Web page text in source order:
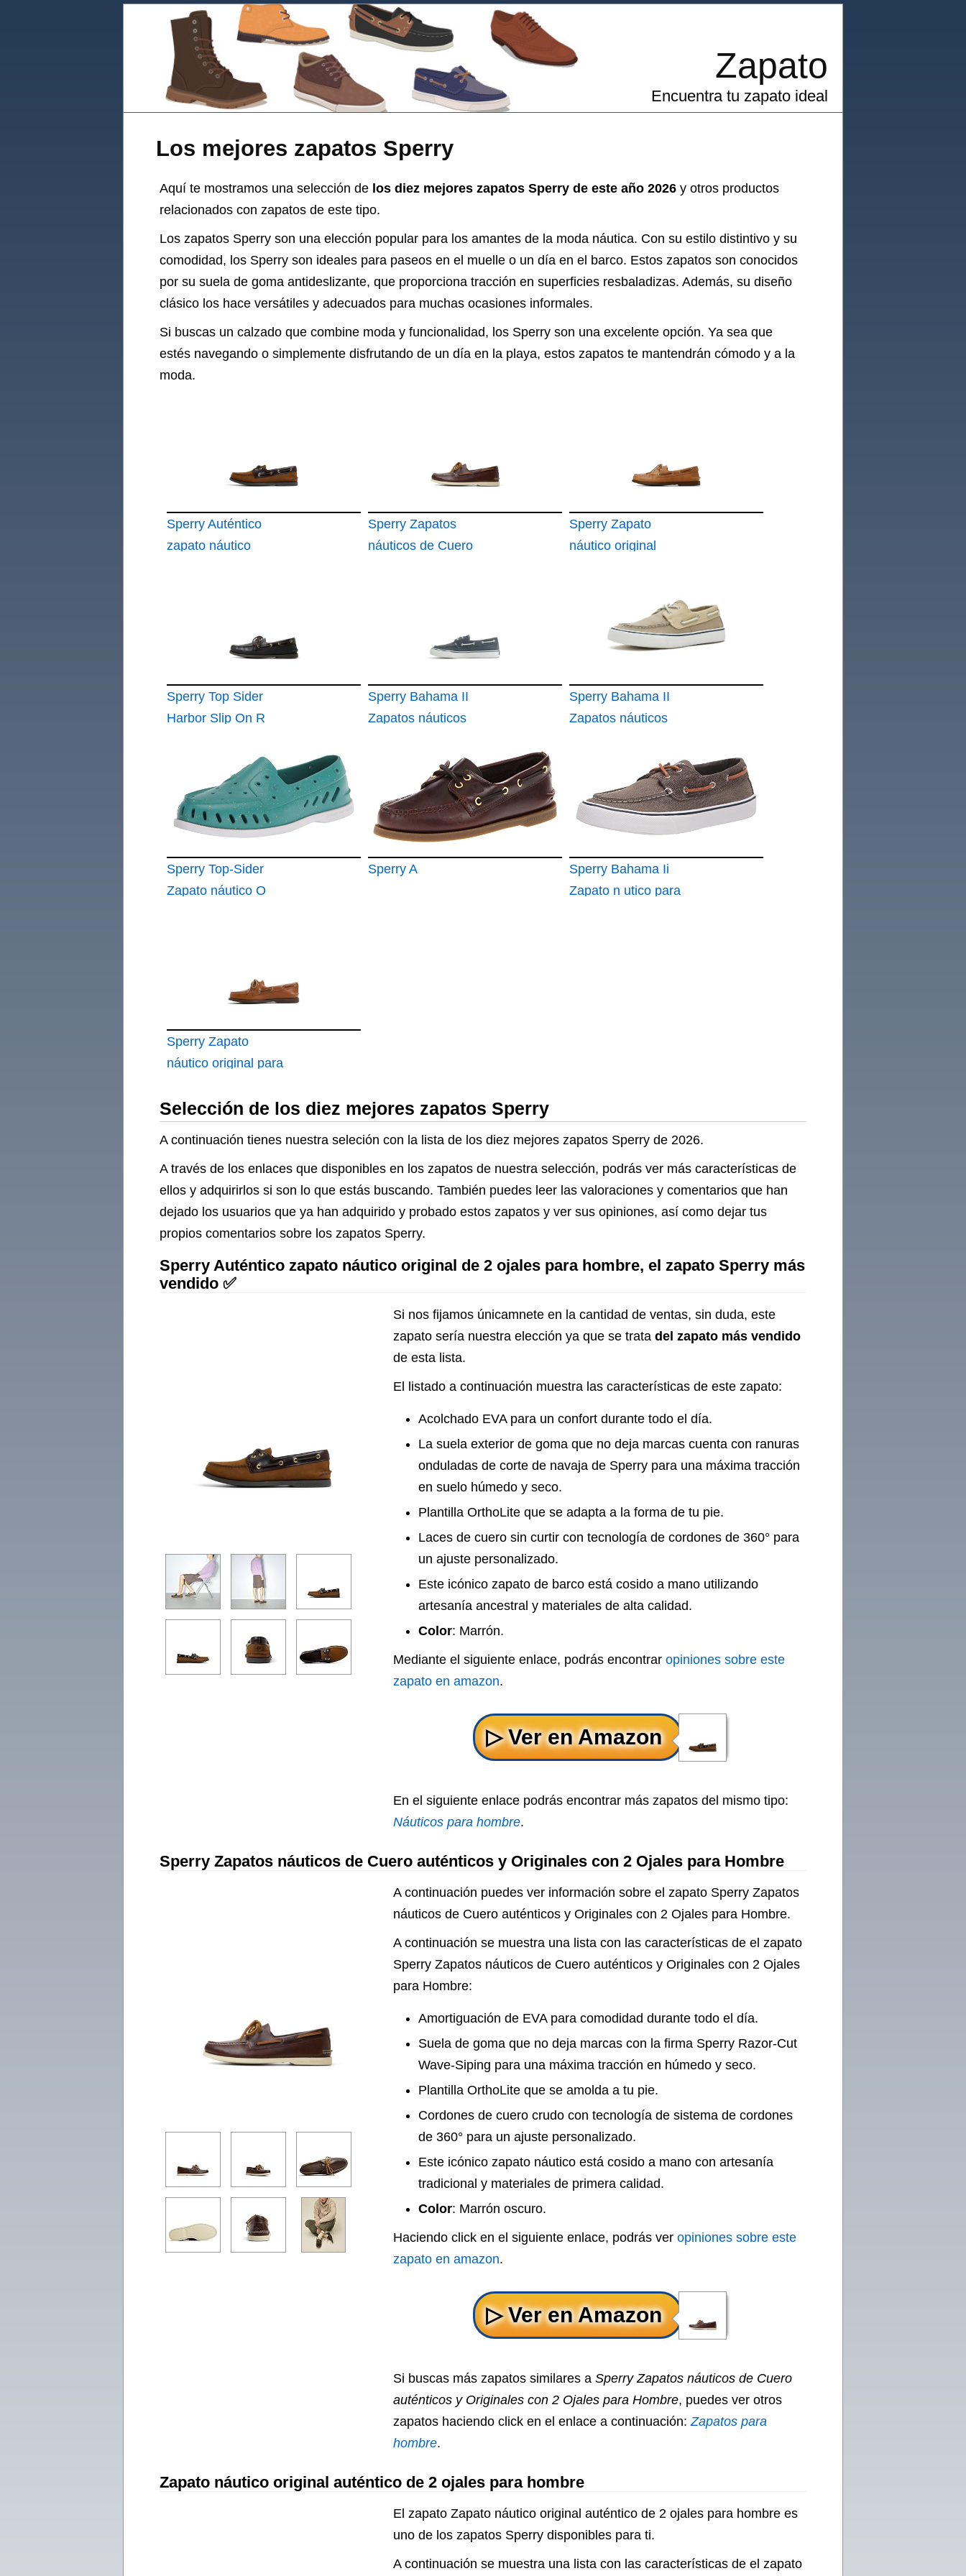
Los mejores zapatos Sperry
Zapato
Encuentra tu zapato ideal
Aquí te mostramos una selección de los diez mejores zapatos Sperry de este año 2026 y otros productos
relacionados con zapatos de este tipo.
Los zapatos Sperry son una elección popular para los amantes de la moda náutica. Con su estilo distintivo y su
comodidad, los Sperry son ideales para paseos en el muelle o un día en el barco. Estos zapatos son conocidos
por su suela de goma antideslizante, que proporciona tracción en superficies resbaladizas. Además, su diseño
clásico los hace versátiles y adecuados para muchas ocasiones informales.
Si buscas un calzado que combine moda y funcionalidad, los Sperry son una excelente opción. Ya sea que
estés navegando o simplemente disfrutando de un día en la playa, estos zapatos te mantendrán cómodo y a la
moda.
Sperry Auténtico
zapato náutico
Sperry Zapatos
náuticos de Cuero
Sperry Zapato
náutico original
Sperry Top Sider
Harbor Slip On R
Sperry Bahama II
Zapatos náuticos
Sperry Bahama II
Zapatos náuticos
Sperry Top-Sider
Zapato náutico O
Sperry A
Sperry Bahama Ii
Zapato n utico para
Sperry Zapato
náutico original para
Selección de los diez mejores zapatos Sperry
A continuación tienes nuestra seleción con la lista de los diez mejores zapatos Sperry de 2026.
A través de los enlaces que disponibles en los zapatos de nuestra selección, podrás ver más características de
ellos y adquirirlos si son lo que estás buscando. También puedes leer las valoraciones y comentarios que han
dejado los usuarios que ya han adquirido y probado estos zapatos y ver sus opiniones, así como dejar tus
propios comentarios sobre los zapatos Sperry.
Sperry Auténtico zapato náutico original de 2 ojales para hombre, el zapato Sperry más
vendido ✅
Si nos fijamos únicamnete en la cantidad de ventas, sin duda, este
zapato sería nuestra elección ya que se trata del zapato más vendido
de esta lista.
El listado a continuación muestra las características de este zapato:
Acolchado EVA para un confort durante todo el día.
La suela exterior de goma que no deja marcas cuenta con ranuras
onduladas de corte de navaja de Sperry para una máxima tracción
en suelo húmedo y seco.
Plantilla OrthoLite que se adapta a la forma de tu pie.
Laces de cuero sin curtir con tecnología de cordones de 360° para
un ajuste personalizado.
Este icónico zapato de barco está cosido a mano utilizando
artesanía ancestral y materiales de alta calidad.
Color: Marrón.
Mediante el siguiente enlace, podrás encontrar opiniones sobre este
zapato en amazon.
En el siguiente enlace podrás encontrar más zapatos del mismo tipo:
Náuticos para hombre.
Sperry Zapatos náuticos de Cuero auténticos y Originales con 2 Ojales para Hombre
A continuación puedes ver información sobre el zapato Sperry Zapatos
náuticos de Cuero auténticos y Originales con 2 Ojales para Hombre.
A continuación se muestra una lista con las características de el zapato
Sperry Zapatos náuticos de Cuero auténticos y Originales con 2 Ojales
para Hombre:
Amortiguación de EVA para comodidad durante todo el día.
Suela de goma que no deja marcas con la firma Sperry Razor-Cut
Wave-Siping para una máxima tracción en húmedo y seco.
Plantilla OrthoLite que se amolda a tu pie.
Cordones de cuero crudo con tecnología de sistema de cordones
de 360° para un ajuste personalizado.
Este icónico zapato náutico está cosido a mano con artesanía
tradicional y materiales de primera calidad.
Color: Marrón oscuro.
Haciendo click en el siguiente enlace, podrás ver opiniones sobre este
zapato en amazon.
Si buscas más zapatos similares a Sperry Zapatos náuticos de Cuero
auténticos y Originales con 2 Ojales para Hombre, puedes ver otros
zapatos haciendo click en el enlace a continuación:Zapatos para
hombre.
Zapato náutico original auténtico de 2 ojales para hombre
El zapato Zapato náutico original auténtico de 2 ojales para hombre es
uno de los zapatos Sperry disponibles para ti.
A continuación se muestra una lista con las características de el zapato